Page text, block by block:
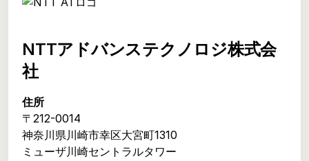
NTTアドバンステクノロジ株式会
社
住所
〒212-0014
神奈川県川崎市幸区大宮町1310
ミューザ川崎セントラルタワー